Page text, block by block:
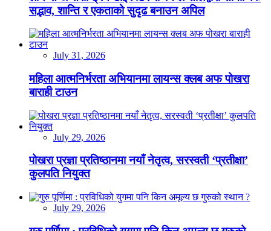
सद्भाव, शान्ति र एकताको सुदृढ बनाउन अपिल
July 31, 2026
महिला आत्मनिर्भरता अभियानमा लायन्स क्लब अफ पोखरा
बाराही टाउन
July 29, 2026
पोखरा प्रज्ञा प्रतिष्ठानमा नयाँ नेतृत्व, सरस्वती ‘प्रतीक्षा’
कुलपति नियुक्त
July 29, 2026